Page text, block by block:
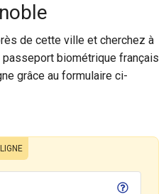
de cette ville et cherchez à
biométrique français
grâce au formulaire ci-